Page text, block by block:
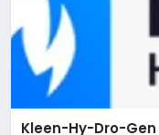
Kleen-Hy-Dro-Gen